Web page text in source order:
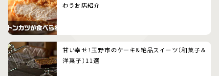
わうお店紹介
甘い幸せ！玉野市のケーキ&絶品スイーツ（和菓子＆
洋菓子）11選